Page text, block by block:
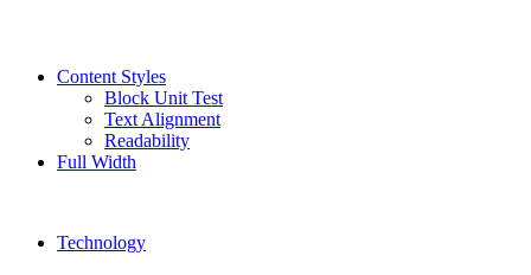
Content Styles
Block Unit Test
Text Alignment
Readability
Full Width
Technology